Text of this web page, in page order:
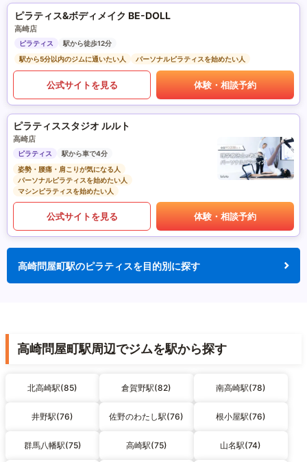
ピラティス&ボディメイク BE-DOLL
高崎店
ピラティス
駅から徒歩12分
駅から5分以内のジムに通いたい人
パーソナルピラティスを始めたい人
公式サイトを見る 体験・相談予約
ピラティススタジオ ルルト
高崎店
ピラティス
駅から車で4分
姿勢・腰痛・肩こりが気になる人
パーソナルピラティスを始めたい人
マシンピラティスを始めたい人
公式サイトを見る 体験・相談予約
高崎問屋町駅のピラティスを目的別に探す
高崎問屋町駅周辺でジムを駅から探す
北高崎駅(85) 倉賀野駅(82) 南高崎駅(78)
井野駅(76) 佐野のわたし駅(76) 根小屋駅(76)
群馬八幡駅(75) 高崎駅(75) 山名駅(74)